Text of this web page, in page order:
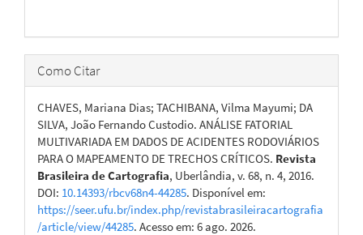
Como Citar
CHAVES, Mariana Dias; TACHIBANA, Vilma Mayumi; DA
SILVA, João Fernando Custodio. ANÁLISE FATORIAL
MULTIVARIADA EM DADOS DE ACIDENTES RODOVIÁRIOS
PARA O MAPEAMENTO DE TRECHOS CRÍTICOS. Revista
Brasileira de Cartografia, Uberlândia, v. 68, n. 4, 2016.
DOI: 10.14393/rbcv68n4-44285. Disponível em:
https://seer.ufu.br/index.php/revistabrasileiracartografia
/article/view/44285. Acesso em: 6 ago. 2026.